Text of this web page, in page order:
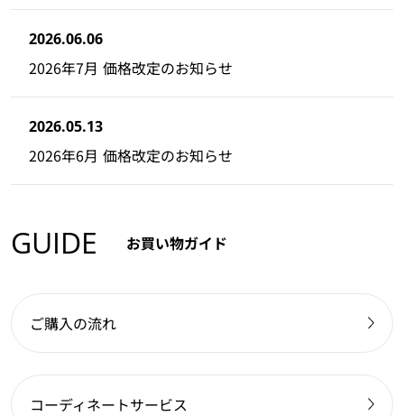
2026.06.06
2026年7月 価格改定のお知らせ
2026.05.13
2026年6月 価格改定のお知らせ
GUIDE お買い物ガイド
ご購入の流れ
コーディネートサービス